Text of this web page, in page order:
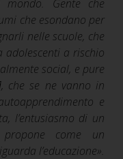
Gente che
che esondano per
nelle scuole, che
adolescenti a rischio
social, e pure
, che se ne vanno in
e
l’entusiasmo di un
come un
l’educazione».